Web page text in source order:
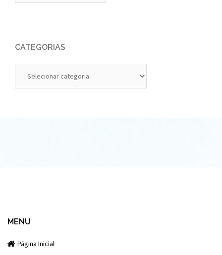
CATEGORIAS
MENU
Página Inicial